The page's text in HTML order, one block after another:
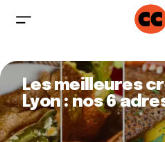
Les meilleures
Lyon : nos 6